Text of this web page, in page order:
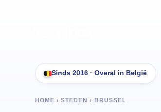
Sinds 2016 · Overal in België
HOME › STEDEN › BRUSSEL